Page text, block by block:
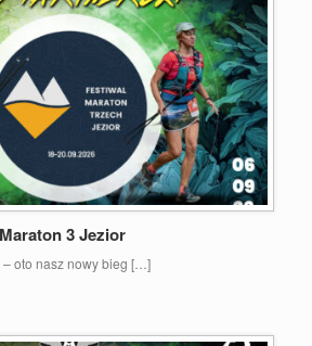
3 Jezior
oto nasz nowy bieg […]